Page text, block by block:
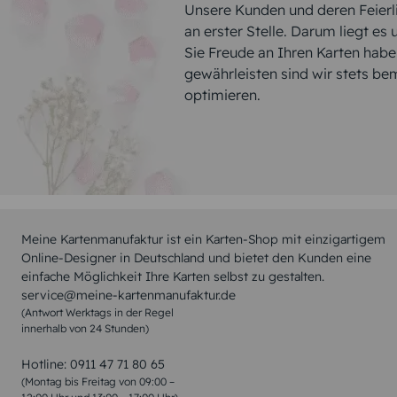
Unsere Kunden und deren
an erster Stelle. Darum liegt es
Sie Freude an Ihren Karten
gewährleisten sind wir stets
optimieren.
Meine Kartenmanufaktur ist ein Karten-Shop mit einzigartigem
Online-Designer in Deutschland und bietet den Kunden eine
einfache Möglichkeit Ihre Karten selbst zu gestalten.
service@meine-kartenmanufaktur.de
(Antwort Werktags in der Regel
innerhalb von 24 Stunden)
Hotline: 0911 47 71 80 65
(Montag bis Freitag von 09:00 –